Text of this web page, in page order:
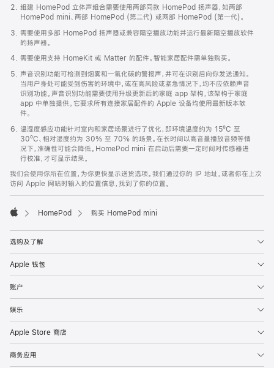
打
开)
组建 HomePod 立体声组合需要使用两部同款 HomePod 扬声器，如两部
HomePod mini、两部 HomePod (第二代) 或两部 HomePod (第一代)。
需要使用多部 HomePod 扬声器或兼容隔空播放功能并运行最新隔空播放软件
的扬声器。
需要使用支持 HomeKit 或 Matter 的配件。智能家居配件需单独购买。
声音识别功能可检测到烟雾和一氧化碳的警报声，并可在识别后向你发送通知。
当用户身处可能受到伤害的环境中，或在高风险或紧急情况下，均不应依赖声音
识别功能。声音识别功能需要使用升级更新后的家庭 app 架构，该架构于家庭
app 中单独提供。它要求所有连接家居配件的 Apple 设备均使用最新版本软
件。
温湿度感应功能针对室内和家居场景进行了优化，即环境温度约为 15ºC 至
30ºC、相对湿度约为 30% 至 70% 的场景。在长时间以高音量播放音频等情
况下，准确性可能会降低。HomePod mini 在启动后需要一定时间对传感器进
行校准，才可显示结果。
我们会使用你所在位置，为你更快显示送货选项。我们通过你的 IP 地址，或者你在上次
访问 Apple 网站时输入的位置信息，找到了你的位置。
HomePod 购买 HomePod mini
选购及了解
Apple 钱包
账户
娱乐
Apple Store 商店
商务应用